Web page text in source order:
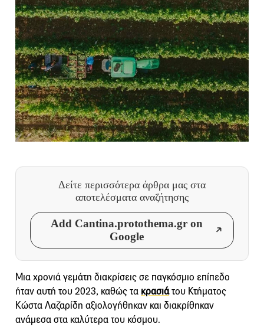
Δείτε περισσότερα άρθρα μας στα
αποτελέσματα αναζήτησης
Add Cantina.protothema.gr on
Google
Μια χρονιά γεμάτη διακρίσεις σε παγκόσμιο επίπεδο
ήταν αυτή του 2023, καθώς τα κρασιάτου Κτήματος
Κώστα Λαζαρίδη αξιολογήθηκαν και διακρίθηκαν
ανάμεσα στα καλύτερα του κόσμου.